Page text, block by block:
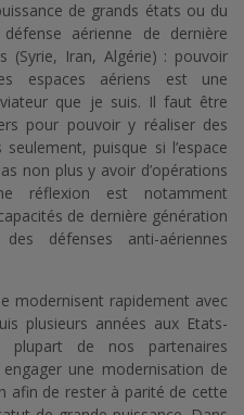
de grands états ou du
aérienne de dernière
(Syrie, Iran, Algérie) : pouvoir
espaces aériens est une
que je suis. Il faut être
pour pouvoir y réaliser des
puisque si l’espace
non plus y avoir d’opérations
réflexion est notamment
de dernière génération
défenses anti-aériennes
modernisent rapidement avec
plusieurs années aux Etats-
de nos partenaires
une modernisation de
afin de rester à parité de cette